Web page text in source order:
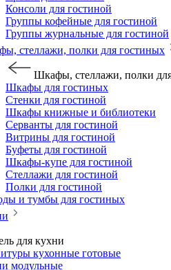
Консоли для гостиной
Группы кофейные для гостиной
Группы журнальные для гостиной
стеллажи, полки для гостиных
Шкафы, стеллажи, полки
Шкафы для гостиных
Стенки для гостиной
Шкафы книжные и библиотеки
Серванты для гостиной
Витрины для гостиной
Буфеты для гостиной
Шкафы-купе для гостиной
Стеллажи для гостиной
Полки для гостиной
и тумбы для гостиных
для кухни
кухонные готовые
модульные